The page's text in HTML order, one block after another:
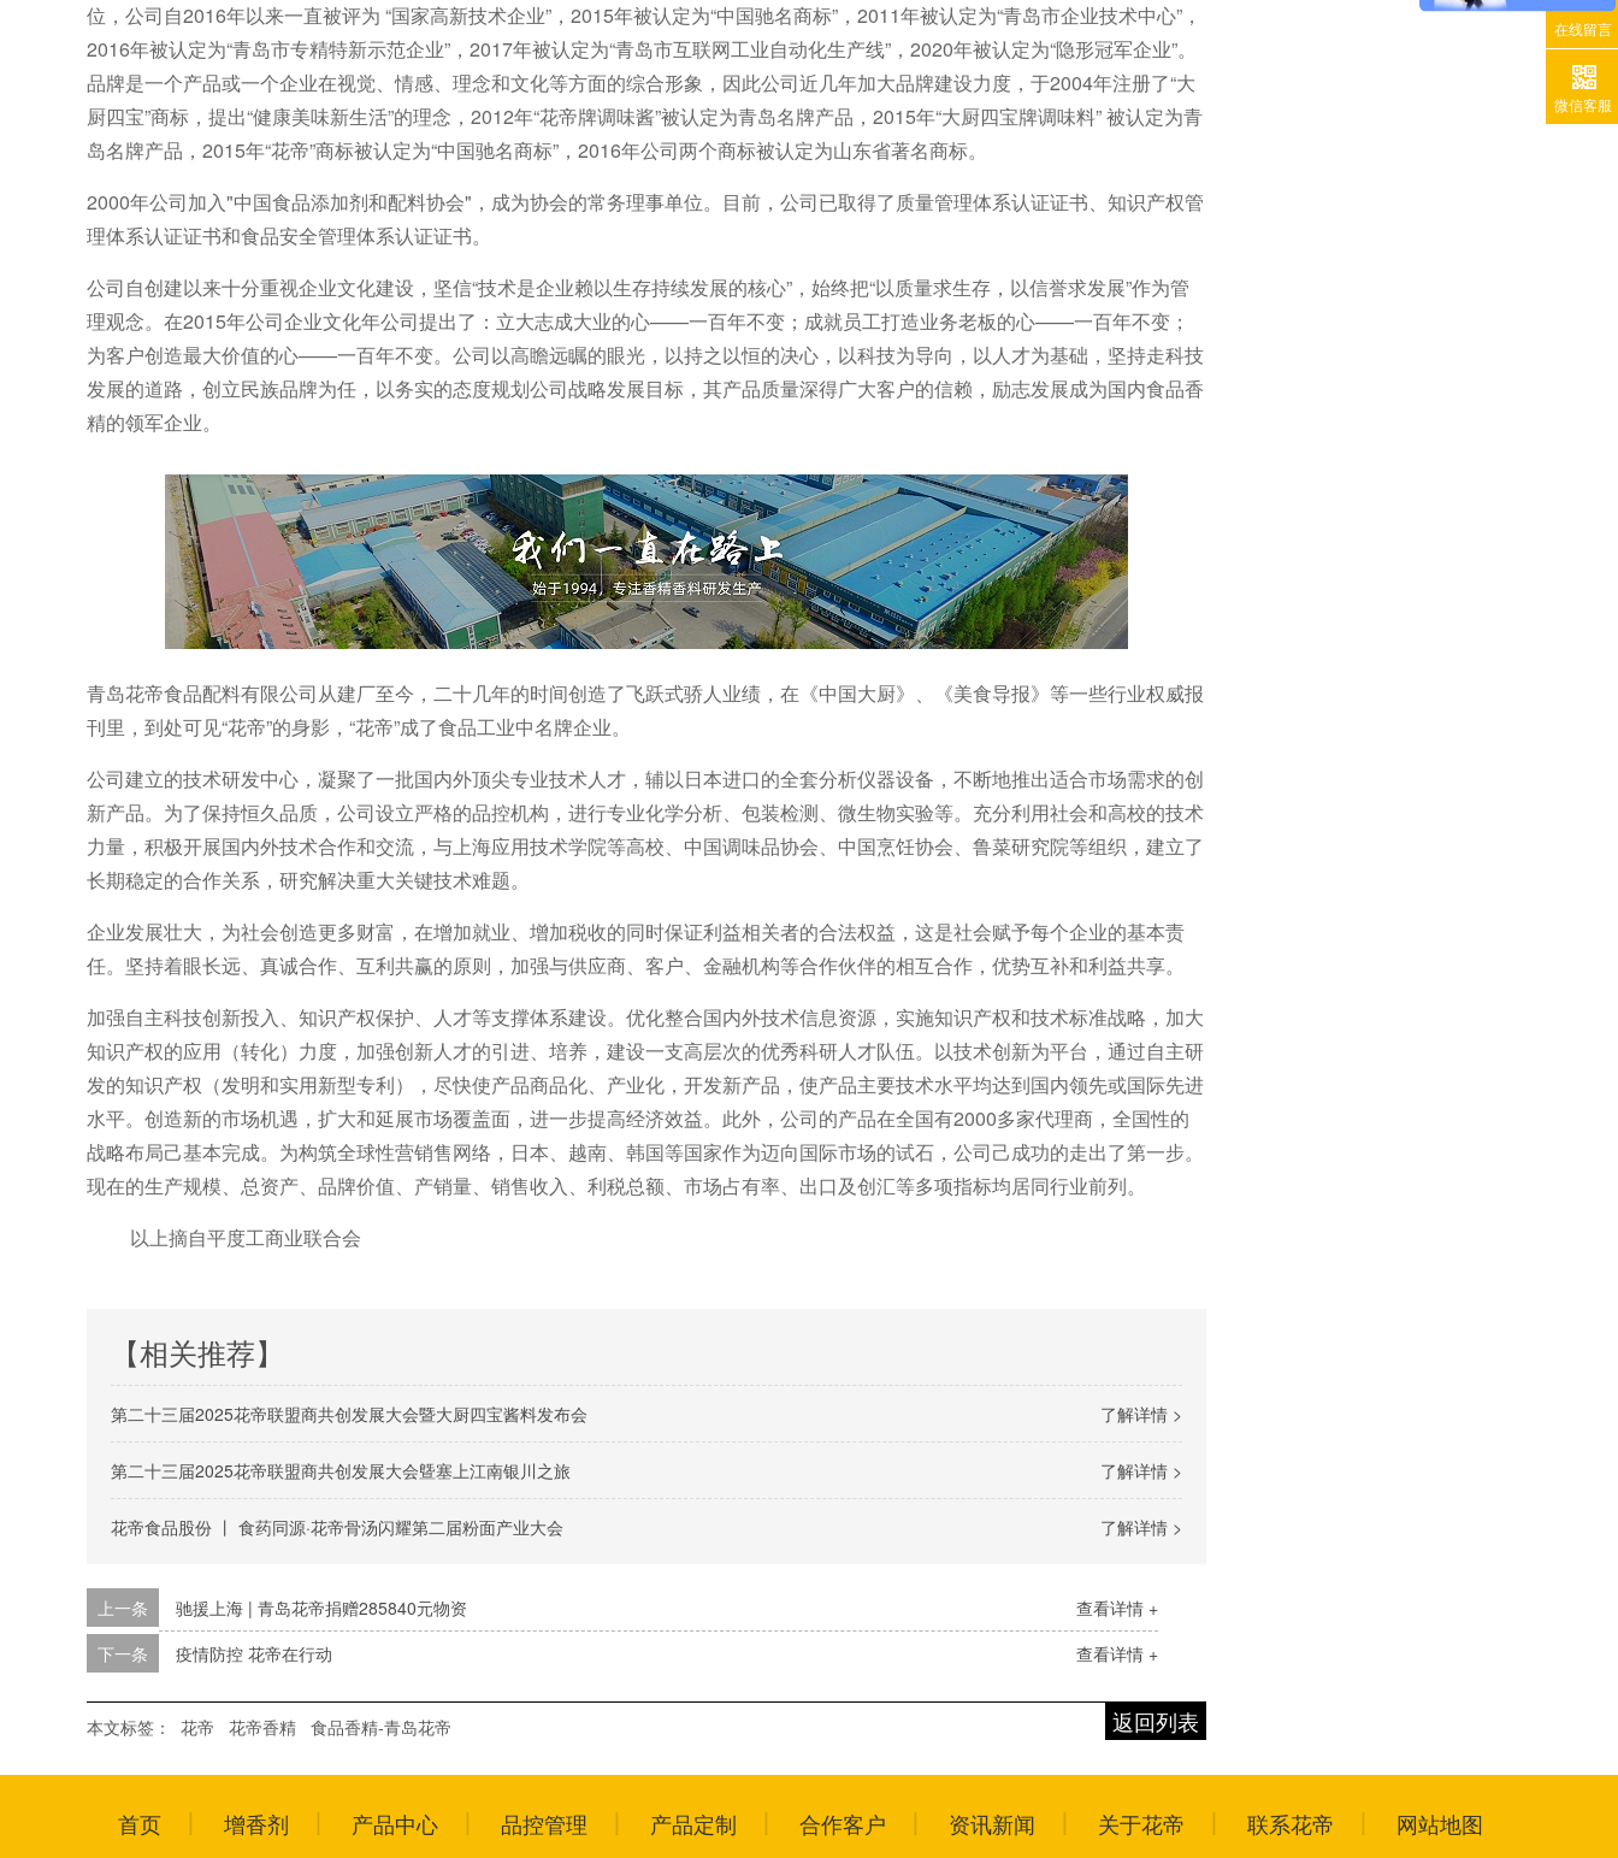
位，公司自2016年以来一直被评为 “国家高新技术企业”，2015年被认定为“中国驰名商标”，2011年被认定为“青岛市企业技术中心”，
2016年被认定为“青岛市专精特新示范企业”，2017年被认定为“青岛市互联网工业自动化生产线”，2020年被认定为“隐形冠军企业”。
品牌是一个产品或一个企业在视觉、情感、理念和文化等方面的综合形象，因此公司近几年加大品牌建设力度，于2004年注册了“大
厨四宝”商标，提出“健康美味新生活”的理念，2012年“花帝牌调味酱”被认定为青岛名牌产品，2015年“大厨四宝牌调味料” 被认定为青
岛名牌产品，2015年“花帝”商标被认定为“中国驰名商标”，2016年公司两个商标被认定为山东省著名商标。
2000年公司加入"中国食品添加剂和配料协会"，成为协会的常务理事单位。目前，公司已取得了质量管理体系认证证书、知识产权管
理体系认证证书和食品安全管理体系认证证书。
公司自创建以来十分重视企业文化建设，坚信“技术是企业赖以生存持续发展的核心”，始终把“以质量求生存，以信誉求发展”作为管
理观念。在2015年公司企业文化年公司提出了：立大志成大业的心——一百年不变；成就员工打造业务老板的心——一百年不变；
为客户创造最大价值的心——一百年不变。公司以高瞻远瞩的眼光，以持之以恒的决心，以科技为导向，以人才为基础，坚持走科技
发展的道路，创立民族品牌为任，以务实的态度规划公司战略发展目标，其产品质量深得广大客户的信赖，励志发展成为国内食品香
精的领军企业。
青岛花帝食品配料有限公司从建厂至今，二十几年的时间创造了飞跃式骄人业绩，在《中国大厨》、《美食导报》等一些行业权威报
刊里，到处可见“花帝”的身影，“花帝”成了食品工业中名牌企业。
公司建立的技术研发中心，凝聚了一批国内外顶尖专业技术人才，辅以日本进口的全套分析仪器设备，不断地推出适合市场需求的创
新产品。为了保持恒久品质，公司设立严格的品控机构，进行专业化学分析、包装检测、微生物实验等。充分利用社会和高校的技术
力量，积极开展国内外技术合作和交流，与上海应用技术学院等高校、中国调味品协会、中国烹饪协会、鲁菜研究院等组织，建立了
长期稳定的合作关系，研究解决重大关键技术难题。
企业发展壮大，为社会创造更多财富，在增加就业、增加税收的同时保证利益相关者的合法权益，这是社会赋予每个企业的基本责
任。坚持着眼长远、真诚合作、互利共赢的原则，加强与供应商、客户、金融机构等合作伙伴的相互合作，优势互补和利益共享。
加强自主科技创新投入、知识产权保护、人才等支撑体系建设。优化整合国内外技术信息资源，实施知识产权和技术标准战略，加大
知识产权的应用（转化）力度，加强创新人才的引进、培养，建设一支高层次的优秀科研人才队伍。以技术创新为平台，通过自主研
发的知识产权（发明和实用新型专利），尽快使产品商品化、产业化，开发新产品，使产品主要技术水平均达到国内领先或国际先进
水平。创造新的市场机遇，扩大和延展市场覆盖面，进一步提高经济效益。此外，公司的产品在全国有2000多家代理商，全国性的
战略布局己基本完成。为构筑全球性营销售网络，日本、越南、韩国等国家作为迈向国际市场的试石，公司己成功的走出了第一步。
现在的生产规模、总资产、品牌价值、产销量、销售收入、利税总额、市场占有率、出口及创汇等多项指标均居同行业前列。
以上摘自平度工商业联合会
【相关推荐】
了解详情 >
第二十三届2025花帝联盟商共创发展大会暨大厨四宝酱料发布会
了解详情 >
第二十三届2025花帝联盟商共创发展大会曁塞上江南银川之旅
了解详情 >
花帝食品股份 丨 食药同源·花帝骨汤闪耀第二届粉面产业大会
查看详情 +
上一条
驰援上海 | 青岛花帝捐赠285840元物资
查看详情 +
下一条 疫情防控 花帝在行动
返回列表
本文标签： 花帝 花帝香精 食品香精-青岛花帝
首页 增香剂 产品中心 品控管理 产品定制 合作客户 资讯新闻 关于花帝 联系花帝 网站地图
在线留言
微信客服